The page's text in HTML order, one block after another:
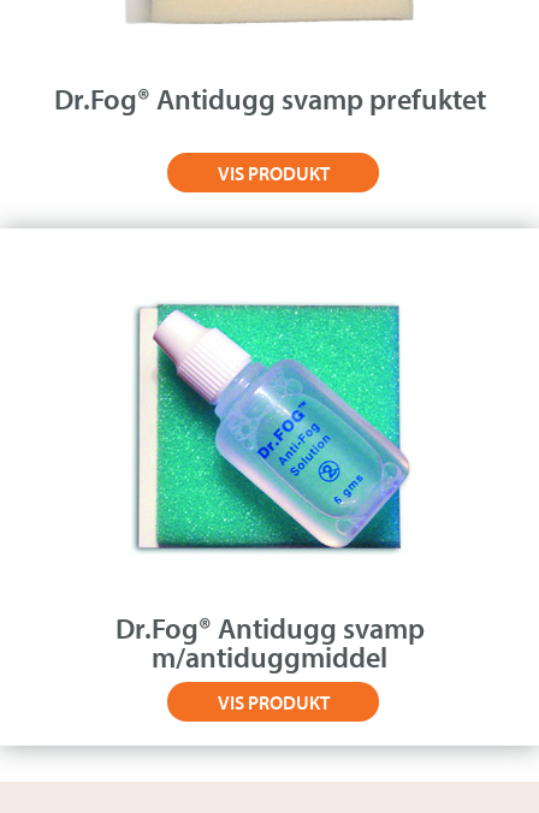
Dr.Fog® Antidugg svamp prefuktet
VIS PRODUKT
Dr.Fog® Antidugg svamp
m/antiduggmiddel
VIS PRODUKT